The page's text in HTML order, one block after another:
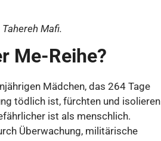
Mafi.
Me-Reihe?
Mädchen, das 264 Tage
tödlich ist, fürchten und isolieren
ist als menschlich.
Überwachung, militärische